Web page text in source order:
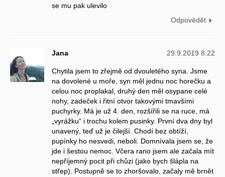
se mu pak ulevilo
Odpovědět
Jana 29.9.2019 8:22
Chytila jsem to zřejmě od dvouletého syna. Jsme
na dovolené u moře, syn měl jednu noc horečku a
celou noc proplakal, druhý den měl osypane celé
nohy, zadeček i řitní otvor takovými tmavšími
puchyrky. Má je už 4. den, rozšířili se na ruce, má
„vyrážku“ i trochu kolem pusinky. První dva dny byl
unavený, teď už je čilejší. Chodí bez obtíží,
pupínky ho nesvedi, neboli. Domnívala jsem se, že
jde i šestou nemoc. Včera rano jsem ale začala mít
nepříjemný pocit při chůzi (jako bych šlápla na
střep). Postupně se to zhoršovalo, začaly mě brnět